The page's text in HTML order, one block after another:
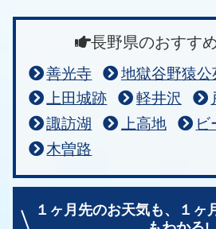
長野県のおすす
善光寺 地獄谷野猿公
上田城跡
軽井沢
諏訪湖
上高地
ビ
木曽路
１ヶ月先のお天気も、
１ヶ